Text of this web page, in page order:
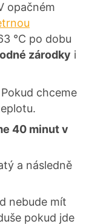
opačném
°C po dobu
zárodky i
chceme
40 minut v
a následně
nebude mít
pokud jde